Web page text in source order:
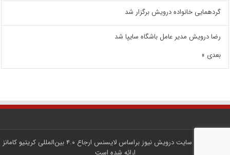
گردهمایی خانواده درویش برگزار شد
رضا درویش مدیر عامل باشگاه سایپا شد
بعدی »
کلیه محتوای سایتدرویش نیوز براساس لایسنس ارجاع ۴.۰ بین‌المللی کریتیو کامانز
ارائه شده است